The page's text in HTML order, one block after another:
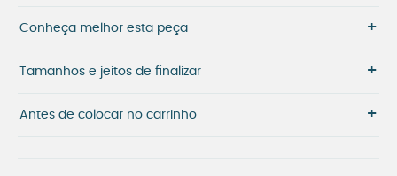
Conheça melhor esta peça +
Tamanhos e jeitos de finalizar +
Antes de colocar no carrinho +